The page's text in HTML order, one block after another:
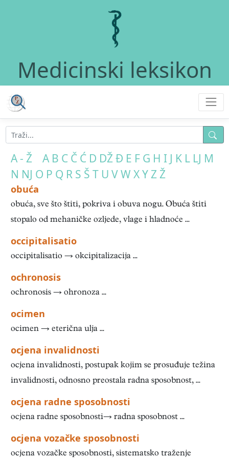
Medicinski leksikon
A - Ž A B C Č Ć D DŽĐ E F G H I J K L LJ M
N NJ O P Q R S Š T U VW XYZŽ
obuća
obuća, sve što štiti, pokriva i obuva nogu. Obuća štiti
stopalo od mehaničke ozljede, vlage i hladnoće ...
occipitalisatio
occipitalisatio → okcipitalizacija ...
ochronosis
ochronosis → ohronoza ...
ocimen
ocimen → eterična ulja ...
ocjena invalidnosti
ocjena invalidnosti, postupak kojim se prosuđuje težina
invalidnosti, odnosno preostala radna sposobnost, ...
ocjena radne sposobnosti
ocjena radne sposobnosti→ radna sposobnost ...
ocjena vozačke sposobnosti
ocjena vozačke sposobnosti, sistematsko traženje